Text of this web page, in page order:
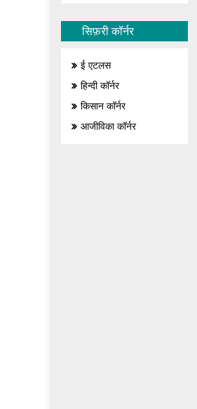
सिफ़री कॉर्नर
ई एटलस
हिन्दी कॉर्नर
किसान कॉर्नर
आजीविका कॉर्नर